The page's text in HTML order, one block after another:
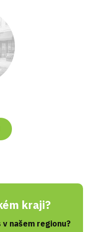
kraji?
našem regionu?